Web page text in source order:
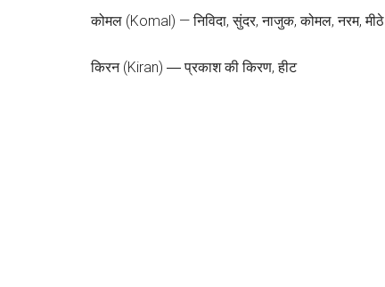
कोमल (Komal) — निविदा, सुंदर, नाजुक, कोमल, नरम, मीठे
किरन (Kiran) ― प्रकाश की किरण, हीट